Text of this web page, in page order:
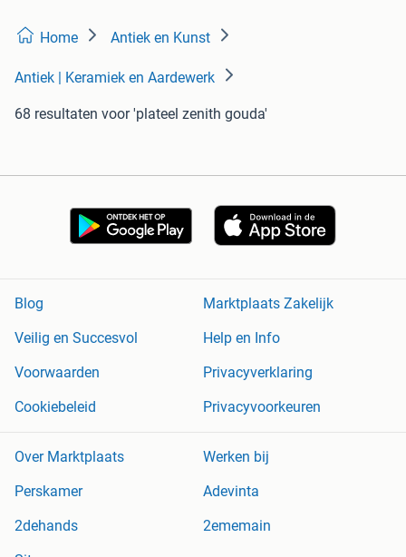
Home Antiek en Kunst
Antiek | Keramiek en Aardewerk
68 resultaten voor 'plateel zenith gouda'
Blog
Marktplaats Zakelijk
Veilig en Succesvol
Help en Info
Voorwaarden
Privacyverklaring
Cookiebeleid
Privacyvoorkeuren
Over Marktplaats
Werken bij
Perskamer
Adevinta
2dehands
2ememain